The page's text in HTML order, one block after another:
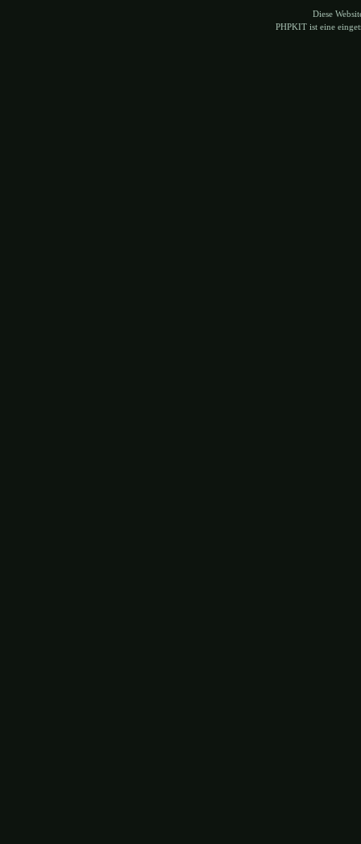
Diese
PHPKIT ist eine